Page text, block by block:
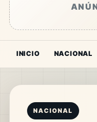
INICIO NACIONAL
NACIONAL